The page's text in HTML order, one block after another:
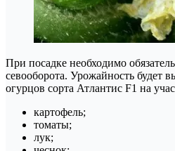
При посадке необходимо
севооборота. Урожайность будет
огурцов сорта Атлантис F1 на
картофель;
томаты;
лук;